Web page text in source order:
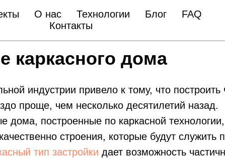
О нас Технологии Блог
FAQ
Контакты
каркасного дома
индустрии привело к тому, что
проще, чем несколько десятилетий назад.
дома, построенные по каркасной
строения, которые будут служить
тип застройки дает возможность